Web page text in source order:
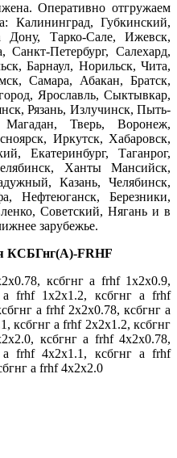
Оперативно отгружаем
Калининград, Губкинский,
Дону, Тарко-Сале, Ижевск,
Санкт-Петербург, Салехард,
Барнаул, Норильск, Чита,
Самара, Абакан, Братск,
Ярославль, Сыктывкар,
Рязань, Излучинск, Пыть-
Тверь, Воронеж,
Иркутск, Хабаровск,
Екатеринбург, Таганрог,
Ханты Мансийск,
Казань, Челябинск,
Нефтеюганск, Березники,
Советский, Нягань и в
зарубежье.
КСБГнг(А)-FRHF
ксбгнг а frhf 1х2х0.9,
frhf 1х2х1.2, ксбгнг а frhf
а frhf 2х2х0.78, ксбгнг а
ксбгнг а frhf 2х2х1.2, ксбгнг
ксбгнг а frhf 4х2х0.78,
frhf 4х2х1.1, ксбгнг а frhf
а frhf 4х2х2.0